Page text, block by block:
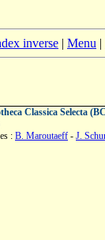
inverse | Menu |
Classica Selecta
: B. Maroutaeff - J.